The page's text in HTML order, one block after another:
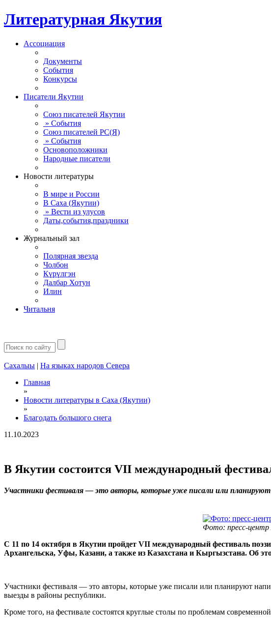
Литературная Якутия
Ассоциация
Документы
События
Конкурсы
Писатели Якутии
Союз писателей Якутии
» События
Союз писателей РС(Я)
» События
Основоположники
Народные писатели
Новости литературы
В мире и России
В Саха (Якутии)
» Вести из улусов
Даты,события,праздники
Журнальный зал
Полярная звезда
Чолбон
Күрүлгэн
Далбар Хотун
Илин
Читальня
Сахалыы | На языках народов Севера
Главная
»
Новости литературы в Саха (Якутии)
»
Благодать большого снега
11.10.2023
В Якутии состоится VII международный
Участники фестиваля — это авторы, которые уже писали или
Фото: пресс-центр
С 11 по 14 октября в Якутии пройдет VII международный фестиваль
Архангельска, Уфы, Казани, а также из Казахстана и Кыргызстана. Об
Участники фестиваля — это авторы, которые уже писали или планируют
выезды в районы республики.
Кроме того, на фестивале состоятся круглые столы по проблемам